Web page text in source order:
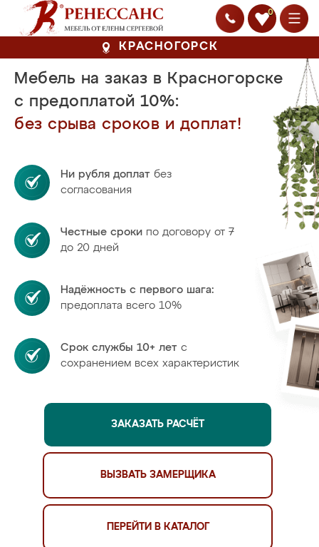
0
КРАСНОГОРСК
Мебель на заказ в Красногорске
с предоплатой 10%:
без срыва сроков и доплат!
Ни рубля доплат без
согласования
Честные сроки по договору от 7
до 20 дней
Надёжность с первого шага:
предоплата всего 10%
Срок службы 10+ лет с
сохранением всех характеристик
ЗАКАЗАТЬ РАСЧЁТ
ВЫЗВАТЬ ЗАМЕРЩИКА
ПЕРЕЙТИ В КАТАЛОГ